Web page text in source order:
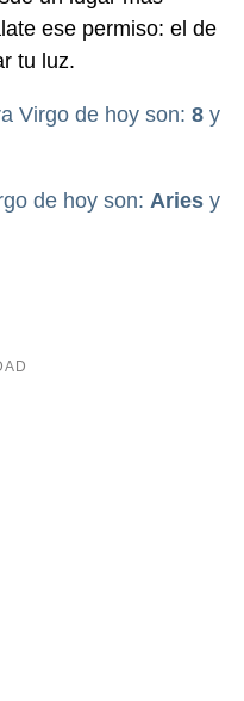
ese permiso: el de
tu luz.
Virgo de hoy son: 8 y
de hoy son: Aries y